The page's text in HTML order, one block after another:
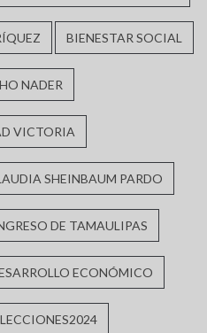
BIENESTAR SOCIAL
NADER
VICTORIA
SHEINBAUM PARDO
DE TAMAULIPAS
ECONÓMICO